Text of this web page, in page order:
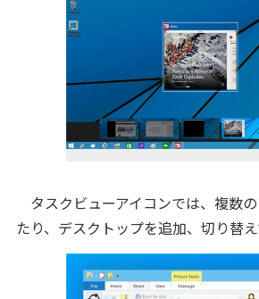
タスクビューアイコンでは、複数
たり、デスクトップを追加、切り替え